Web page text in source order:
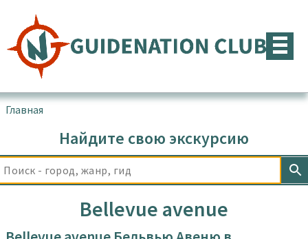
содержимому
Главная
Найдите свою экскурсию
Bellevue avenue